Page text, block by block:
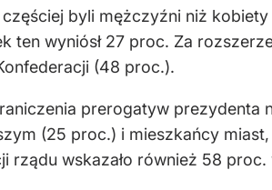
byli mężczyźni niż
ten wyniósł 27 proc. Za
(48 proc.).
prerogatyw prezydenta
(25 proc.) i mieszkańcy
rządu wskazało również 58 proc.